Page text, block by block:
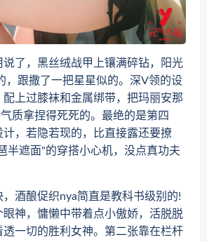
，黑丝绒战甲上镶满碎钻，阳光
，跟撒了一把星星似的。深V领的设
上过膝袜和金属绑带，把玛丽安那
质拿捏得死死的。最绝的是第四
计，若隐若现的，比直接露还要撩
半遮面"的穿搭小心机，没点真功夫
酿促织nya简直是教科书级别的!
神，慵懒中带着点小傲娇，活脱脱
透一切的胜利女神。第二张靠在栏杆